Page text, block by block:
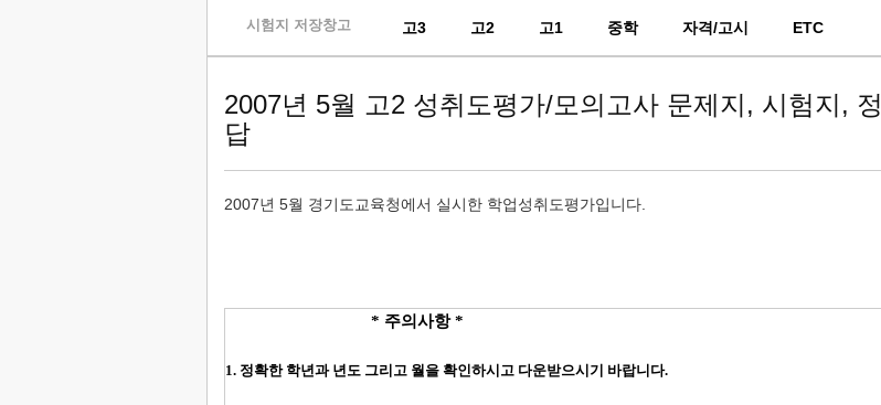
시험지 저장창고 고3 고2 고1 중학 자격/고시 ETC
2007년 5월 고2 성취도평가/모의고사 문제지, 시험지, 정
답
2007년 5월 경기도교육청에서 실시한 학업성취도평가입니다.
* 주의사항 *
1. 정확한 학년과 년도 그리고 월을 확인하시고 다운받으시기 바랍니다.